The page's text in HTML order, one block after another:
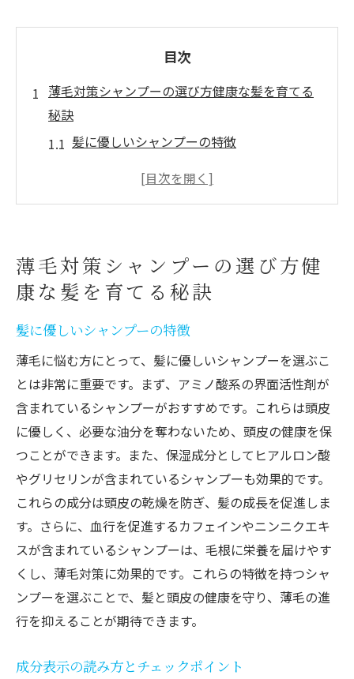
目次
薄毛対策シャンプーの選び方健康な髪を育てる
秘訣
髪に優しいシャンプーの特徴
成分表示の読み方とチェックポイント
髪質別のシャンプー選びのポイント
コストパフォーマンスの高いシャンプー
天然成分で薄毛対策おすすめシャンプーの効果
栄養バランスの整った食生活
ストレス管理とその影響
睡眠の質を向上させる方法
日常的なヘアケアの重要性
髪と頭皮に良い生活習慣
エクササイズと血行促進
科学的に証明された薄毛対策シャンプーの選び
方
自然派シャンプーの利点
有機成分の効果と安全性
アロマテラピーによるリラクゼーション効
エッセンシャルオイルの使い方
薄毛対策シャンプーの選び方健
康な髪を育てる秘訣
髪に優しいシャンプーの特徴
薄毛に悩む方にとって、髪に優しいシャンプーを選ぶこ
とは非常に重要です。まず、アミノ酸系の界面活性剤が
含まれているシャンプーがおすすめです。これらは頭皮
に優しく、必要な油分を奪わないため、頭皮の健康を保
つことができます。また、保湿成分としてヒアルロン酸
やグリセリンが含まれているシャンプーも効果的です。
これらの成分は頭皮の乾燥を防ぎ、髪の成長を促進しま
す。さらに、血行を促進するカフェインやニンニクエキ
スが含まれているシャンプーは、毛根に栄養を届けやす
くし、薄毛対策に効果的です。これらの特徴を持つシャ
ンプーを選ぶことで、髪と頭皮の健康を守り、薄毛の進
行を抑えることが期待できます。
成分表示の読み方とチェックポイント